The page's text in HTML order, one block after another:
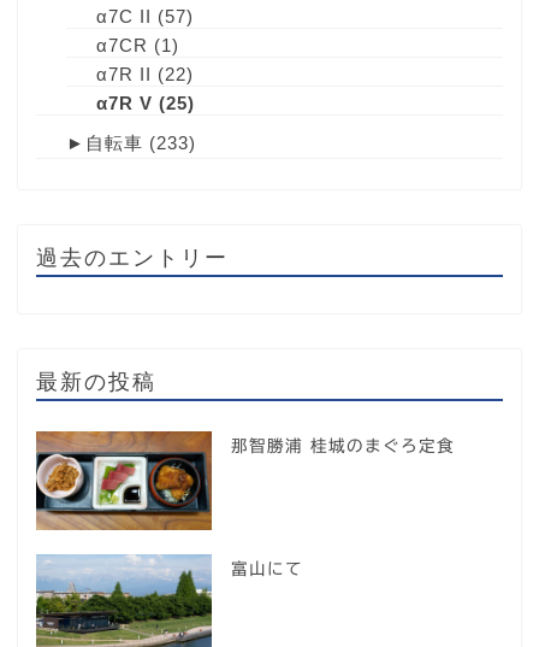
α7C II (57)
α7CR (1)
α7R II (22)
α7R V (25)
► 自転車 (233)
過去のエントリー
最新の投稿
那智勝浦 桂城のまぐろ定食
富山にて